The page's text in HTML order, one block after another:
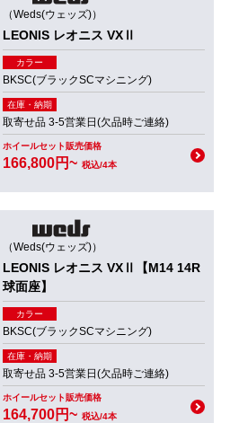
（Weds(ウェッズ)）
LEONIS レオニス VXⅡ
カラー
BKSC(ブラックSCマシニング)
在庫・納期
取寄せ品 3-5営業日(欠品時ご連絡)
ホイールセット販売価格
166,800円~ 税込/4本
（Weds(ウェッズ)）
LEONIS レオニス VXⅡ【M14 14R
球面座】
カラー
BKSC(ブラックSCマシニング)
在庫・納期
取寄せ品 3-5営業日(欠品時ご連絡)
ホイールセット販売価格
164,700円~ 税込/4本